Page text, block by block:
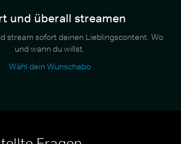
und überall streamen
stream sofort deinen Lieblingscontent. Wo
und wann du willst.
Wähl dein Wunschabo